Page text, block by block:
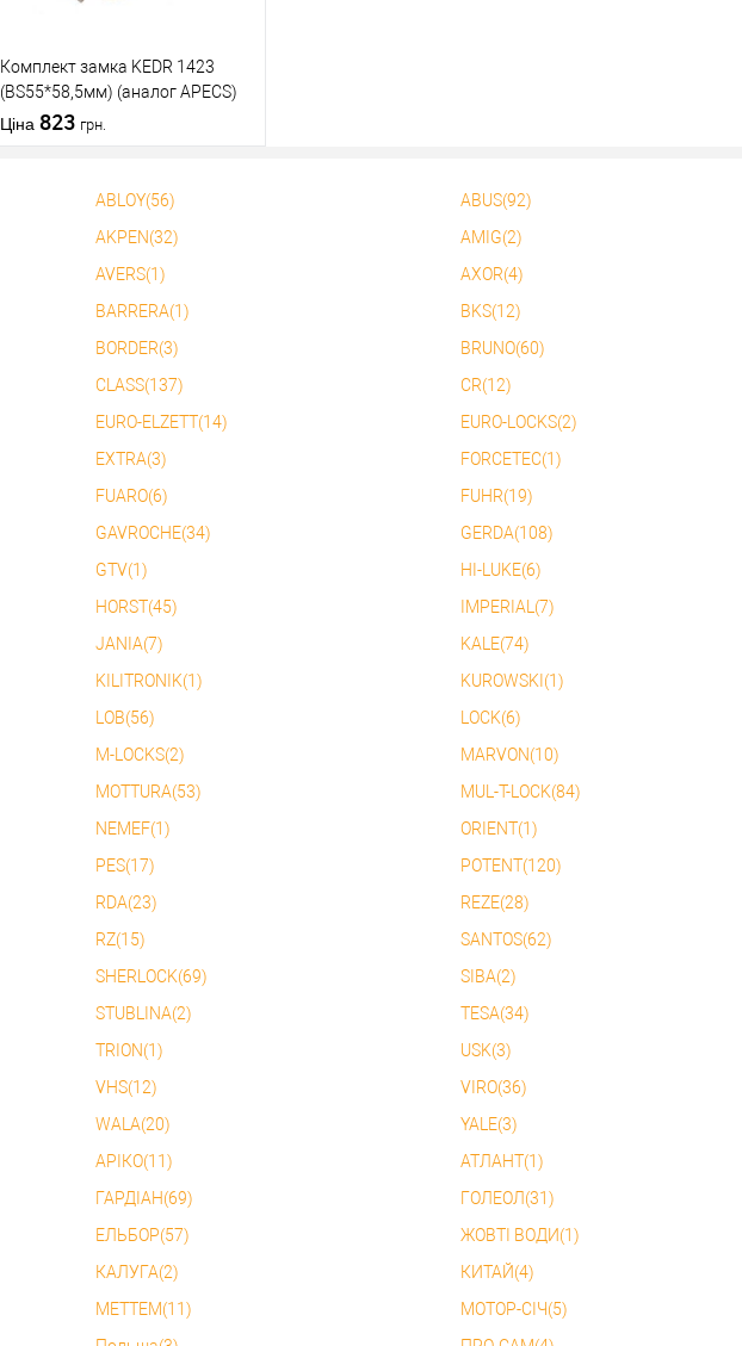
Комплект замка KEDR 1423
(BS55*58,5мм) (аналог APECS)
AB бронза
Ціна 823 грн.
У кошик
Купити в 1 клік
порівняння
У обране
ABLOY(56)
ABUS(92)
AKPEN(32)
AMIG(2)
AVERS(1)
AXOR(4)
BARRERA(1)
BKS(12)
BORDER(3)
BRUNO(60)
CLASS(137)
CR(12)
EURO-ELZETT(14)
EURO-LOCKS(2)
EXTRA(3)
FORCETEC(1)
FUARO(6)
FUHR(19)
GAVROCHE(34)
GERDA(108)
GTV(1)
HI-LUKE(6)
HORST(45)
IMPERIAL(7)
JANIA(7)
KALE(74)
KILITRONIK(1)
KUROWSKI(1)
LOB(56)
LOCK(6)
M-LOCKS(2)
MARVON(10)
MOTTURA(53)
MUL-T-LOCK(84)
NEMEF(1)
ORIENT(1)
PES(17)
POTENT(120)
RDA(23)
REZE(28)
RZ(15)
SANTOS(62)
SHERLOCK(69)
SIBA(2)
STUBLINA(2)
TESA(34)
TRION(1)
USK(3)
VHS(12)
VIRO(36)
WALA(20)
YALE(3)
АРІКО(11)
АТЛАНТ(1)
ГАРДІАН(69)
ГОЛЕОЛ(31)
ЕЛЬБОР(57)
ЖОВТІ ВОДИ(1)
КАЛУГА(2)
КИТАЙ(4)
МЕТТЕМ(11)
МОТОР-СІЧ(5)